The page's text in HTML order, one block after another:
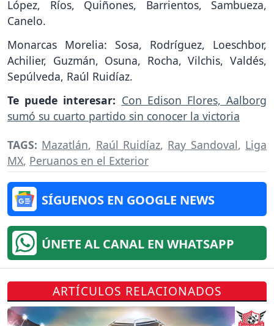
López, Ríos, Quiñones, Barrientos, Sambueza,
Canelo.
Monarcas Morelia: Sosa, Rodríguez, Loeschbor,
Achilier, Guzmán, Osuna, Rocha, Vilchis, Valdés,
Sepúlveda, Raúl Ruidíaz.
Te puede interesar: Con Edison Flores, Aalborg
sumó su cuarto partido sin conocer la victoria
TAGS: Mazatlán, Raúl Ruidíaz, Ray Sandoval, Liga
MX, Peruanos en el Exterior
SÍGUENOS EN GOOGLE NEWS
ÚNETE AL CANAL EN WHATSAPP
ARTÍCULOS RELACIONADOS